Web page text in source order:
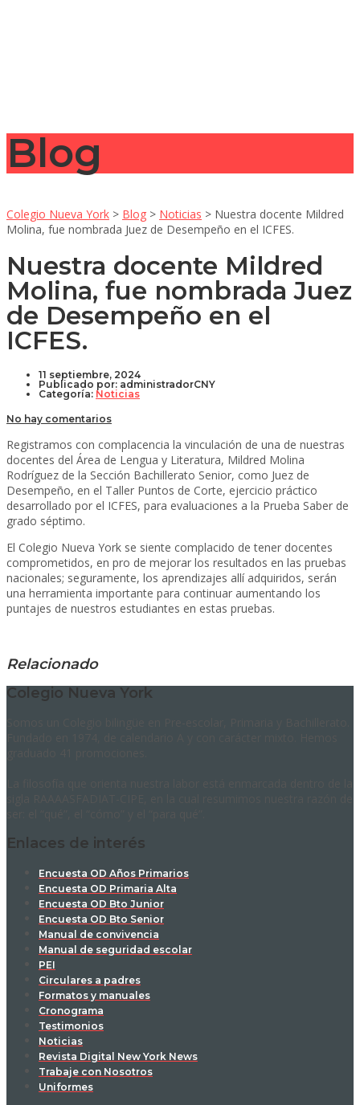
Blog
Colegio Nueva York > Blog > Noticias > Nuestra docente Mildred
Molina, fue nombrada Juez de Desempeño en el ICFES.
Nuestra docente Mildred
Molina, fue nombrada Juez
de Desempeño en el
ICFES.
11 septiembre, 2024
Publicado por: administradorCNY
Categoría: Noticias
No hay comentarios
Registramos con complacencia la vinculación de una de nuestras
docentes del Área de Lengua y Literatura, Mildred Molina
Rodríguez de la Sección Bachillerato Senior, como Juez de
Desempeño, en el Taller Puntos de Corte, ejercicio práctico
desarrollado por el ICFES, para evaluaciones a la Prueba Saber de
grado séptimo.
El Colegio Nueva York se siente complacido de tener docentes
comprometidos, en pro de mejorar los resultados en las pruebas
nacionales; seguramente, los aprendizajes allí adquiridos, serán
una herramienta importante para continuar aumentando los
puntajes de nuestros estudiantes en estas pruebas.
Relacionado
Colegio Nueva York
Enlaces de interés
Encuesta OD Años Primarios
Encuesta OD Primaria Alta
Encuesta OD Bto Junior
Encuesta OD Bto Senior
Manual de convivencia
Manual de seguridad escolar
PEI
Circulares a padres
Formatos y manuales
Cronograma
Testimonios
Noticias
Revista Digital New York News
Trabaje con Nosotros
Uniformes